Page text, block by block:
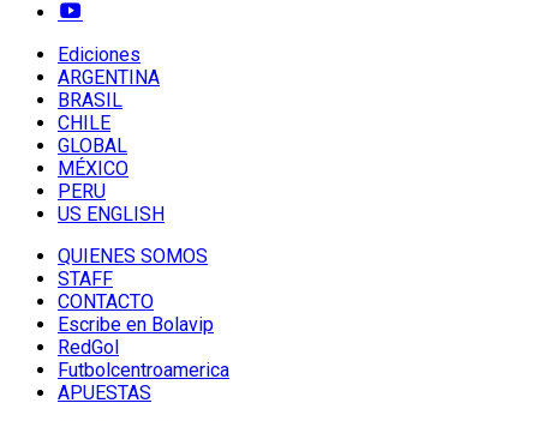
Ediciones
ARGENTINA
BRASIL
CHILE
GLOBAL
MÉXICO
PERU
US ENGLISH
QUIENES SOMOS
STAFF
CONTACTO
Escribe en Bolavip
RedGol
Futbolcentroamerica
APUESTAS